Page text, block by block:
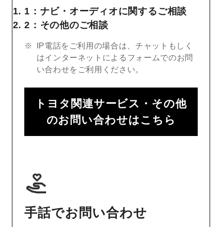
1：ナビ・オーディオに関するご相談
2：その他のご相談
IP電話をご利用の場合は、チャットもしく
はインターネットによるフォームでのお問
い合わせをご利用ください。
トヨタ関連サービス・その他
のお問い合わせはこちら
手話でお問い合わせ